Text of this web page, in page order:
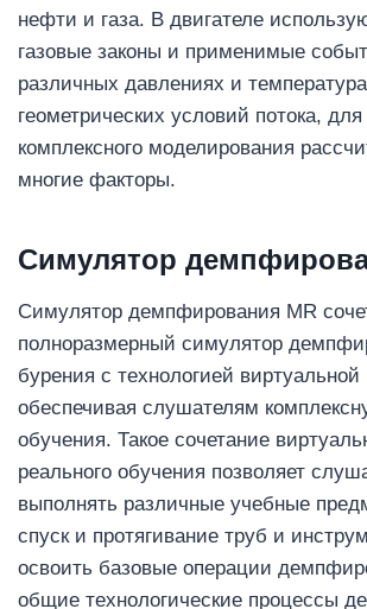
нефти и газа. В двигателе
газовые законы и применимые
различных давлениях и
геометрических условий потока,
комплексного моделирования
многие факторы.
Симулятор
Симулятор демпфирования MR
полноразмерный симулятор
бурения с технологией виртуальной
обеспечивая слушателям
обучения. Такое сочетание
реального обучения позволяет
выполнять различные учебные
спуск и протягивание труб и
освоить базовые операции
общие технологические процессы